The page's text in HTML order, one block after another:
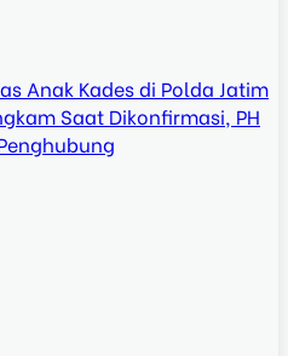
Anak Kades di Polda Jatim
Saat Dikonfirmasi, PH